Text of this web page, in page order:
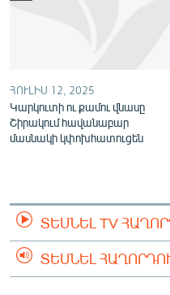
ՀՈՒԼԻՍ 12, 2025
Կարկուտի ու քամու վնասը
Շիրակում հավանաբար
մասնակի կփոխհատուցեն
ՏԵՍՆԵԼ TV
ՏԵՍՆԵԼ